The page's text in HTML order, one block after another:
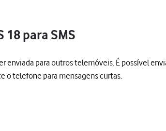
para SMS
para outros telemóveis. É possível
o telefone para mensagens curtas.